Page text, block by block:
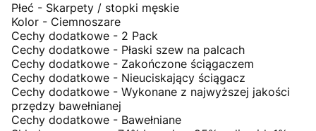
Płeć - Skarpety / stopki męskie
Kolor - Ciemnoszare
Cechy dodatkowe - 2 Pack
Cechy dodatkowe - Płaski szew na palcach
Cechy dodatkowe - Zakończone ściągaczem
Cechy dodatkowe - Nieuciskający ściągacz
Cechy dodatkowe - Wykonane z najwyższej jakości
przędzy bawełnianej
Cechy dodatkowe - Bawełniane